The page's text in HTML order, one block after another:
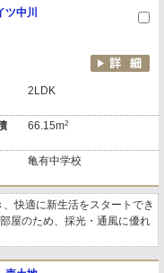
ツ中川
2LDK
66.15m2
亀有中学校
快適に新生活をスタートでき
屋のため、採光・通風に優れ